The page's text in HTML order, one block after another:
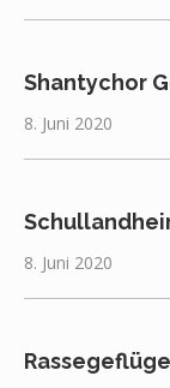
Shantychor
8. Juni 2020
8. Juni 2020